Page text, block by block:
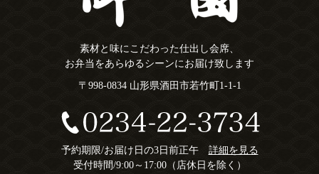
素材と味にこだわった仕出し会席、
お弁当をあらゆるシーンにお届け致します
〒998-0834 山形県酒田市若竹町1-1-1
予約期限/お届け日の3日前正午 詳細を見る
受付時間/9:00～17:00（店休日を除く）